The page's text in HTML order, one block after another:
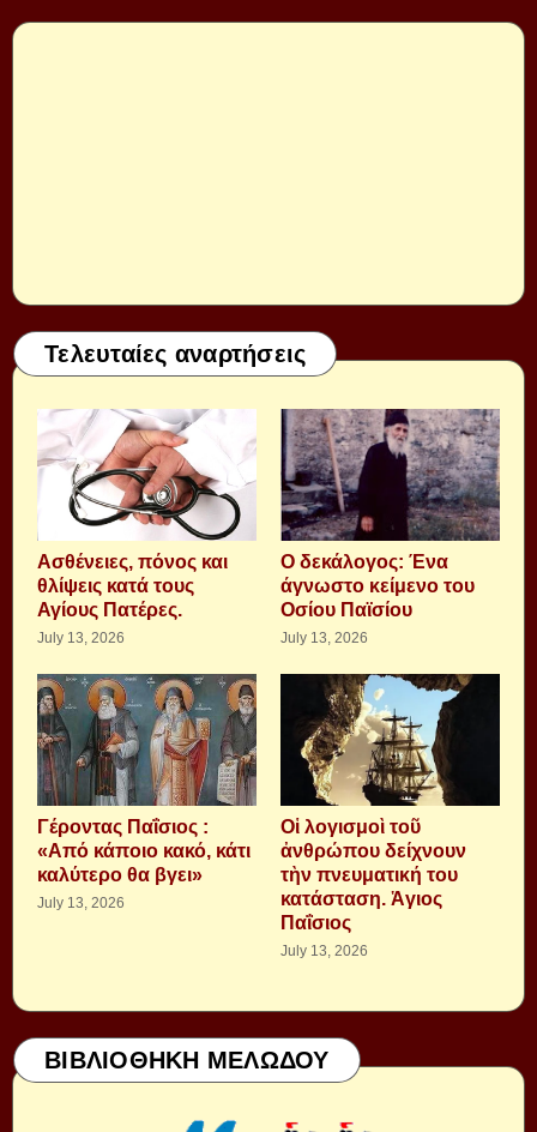
Τελευταίες αναρτήσεις
Aσθένειες, πόνος και
θλίψεις κατά τους
Αγίους Πατέρες.
July 13, 2026
Ο δεκάλογος: Ένα
άγνωστο κείμενο του
Οσίου Παϊσίου
July 13, 2026
Γέροντας Παΐσιος :
«Από κάποιο κακό, κάτι
καλύτερο θα βγει»
July 13, 2026
Οἱ λογισμοὶ τοῦ
ἀνθρώπου δείχνουν
τὴν πνευματική του
κατάσταση. Ἁγιος
Παΐσιος
July 13, 2026
ΒΙΒΛΙΟΘΗΚΗ ΜΕΛΩΔΟΥ